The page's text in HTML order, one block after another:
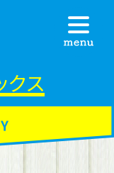
クス